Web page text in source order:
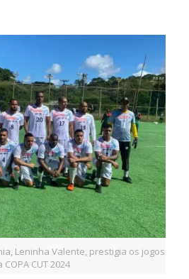
Leninha Valente, prestigia os jogos
COPA CUT 2024